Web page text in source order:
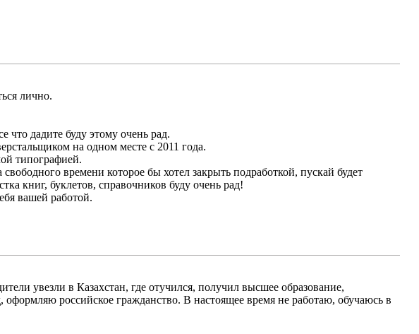
лично.
что дадите буду этому очень рад.
на одном месте с 2011 года.
типографией.
времени которое бы хотел закрыть подработкой, пускай будет
книг, буклетов, справочников буду очень рад!
вашей работой.
увезли в Казахстан, где отучился, получил высшее образование,
российское гражданство. В настоящее время не работаю, обучаюсь в